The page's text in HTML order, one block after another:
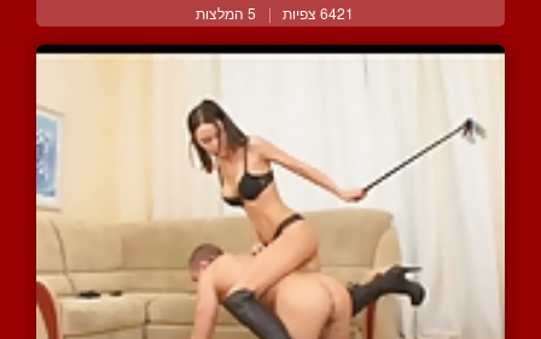
6421 צפיות | 5 המלצות